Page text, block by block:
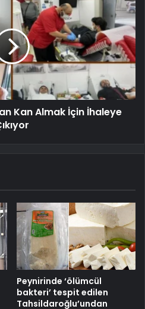
Kan Almak İçin İhaleye
Peynirinde ‘ölümcül
bakteri’ tespit edilen
Tahsildaroğlu’undan